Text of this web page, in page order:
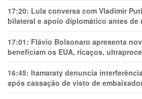
17:20: Lula conversa com Vladimir
bilateral e apoio diplomático antes de
17:01: Flávio Bolsonaro apresenta
beneficiam os EUA, ricaços,
16:45: Itamaraty denuncia
após cassação de visto de